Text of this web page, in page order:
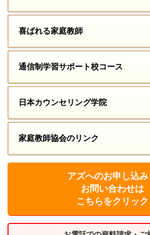
喜ばれる家庭教師
通信制学習サポート校コース
日本カウンセリング学院
家庭教師協会のリンク
アズへのお申し込み
お問い合わせは
こちらをクリック